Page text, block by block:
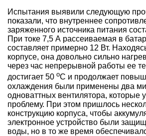
Испытания выявили следующую
показали, что внутреннее
заряженного источника питания
При токе 7,5 А рассеиваемая в
составляет примерно 12 Вт.
корпусе, она довольно сильно
через час непрерывной работы ее
достигает 50 оС и продолжает
охлаждения были применены два
одноваттных вентилятора, которые
проблему. При этом пришлось
конструкцию корпуса, чтобы
электронное устройство были
воды, но в то же время